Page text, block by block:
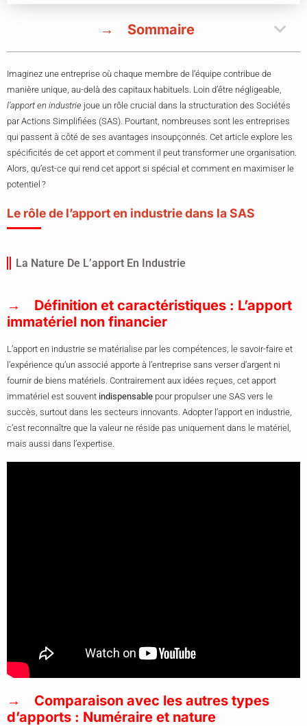
Sommaire
Imaginez une entreprise où chaque membre de l’équipe contribue de
manière unique, au-delà des capitaux habituels. Loin d’être négligeable,
l’apport en industrie joue un rôle crucial dans la structuration des Sociétés
par Actions Simplifiées (SAS). Pourtant, nombreuses sont les entreprises
qui passent à côté de ses avantages insoupçonnés. Cet article explore les
spécificités de cet apport et comment il peut transformer une organisation.
Alors, qu’est-ce qui rend cet apport si spécial et comment en maximiser le
potentiel ?
Le rôle de l’apport en industrie dans la SAS
La Nature De L’apport En Industrie
Définition et caractéristiques : L’apport
immatériel non financier
L’apport en industrie se matérialise par les compétences, le savoir-faire et
l’expérience qu’un associé apporte à l’entreprise sans verser d’argent ni
fournir de biens matériels. Contrairement aux idées reçues, cet apport
immatériel est souvent indispensable pour propulser une SAS vers le
succès, surtout dans les secteurs innovants. Adopter l’apport en industrie,
c’est reconnaître que la valeur ne réside pas uniquement dans le matériel,
mais aussi dans l’expertise.
Comparaison avec les autres types
d’apports : Numéraire et nature